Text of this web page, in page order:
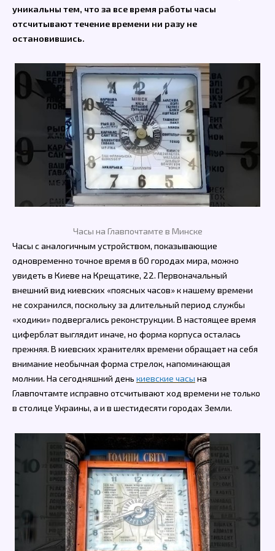
уникальны тем, что за все время работы часы
отсчитывают течение времени ни разу не
остановившись.
Часы на Главпочтамте в Минске
Часы с аналогичным устройством, показывающие
одновременно точное время в 60 городах мира, можно
увидеть в Киеве на Крещатике, 22. Первоначальный
внешний вид киевских «поясных часов» к нашему времени
не сохранился, поскольку за длительный период службы
«ходики» подвергались реконструкции. В настоящее время
циферблат выглядит иначе, но форма корпуса осталась
прежняя. В киевских хранителях времени обращает на себя
внимание необычная форма стрелок, напоминающая
молнии. На сегодняшний день киевские часы на
Главпочтамте исправно отсчитывают ход времени не только
в столице Украины, а и в шестидесяти городах Земли.